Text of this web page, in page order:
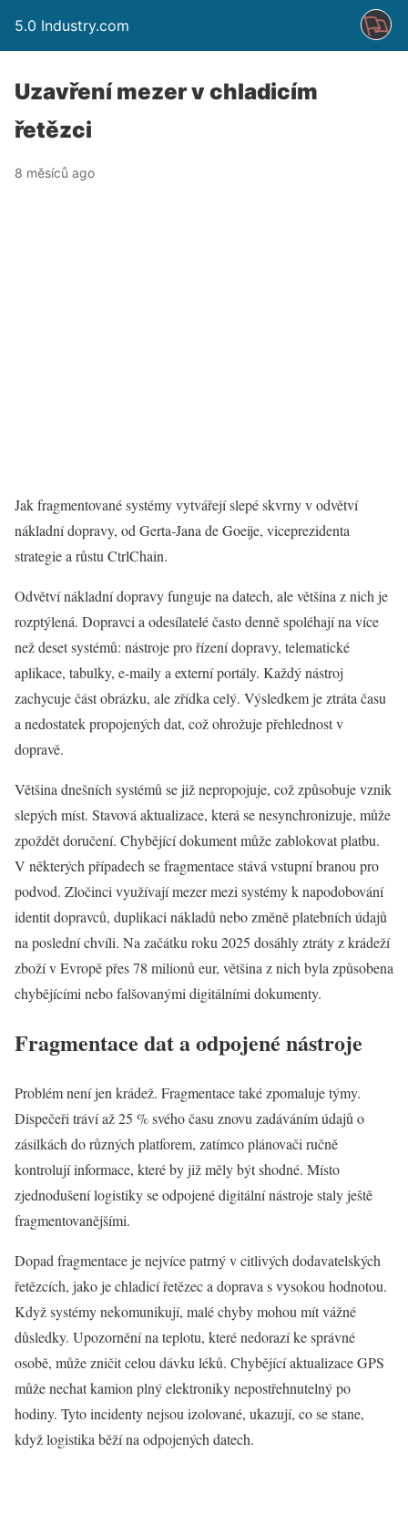
5.0 Industry.com
Uzavření mezer v chladicím
řetězci
8 měsíců ago
Jak fragmentované systémy vytvářejí slepé skvrny v odvětví
nákladní dopravy, od Gerta-Jana de Goeije, viceprezidenta
strategie a růstu CtrlChain.
Odvětví nákladní dopravy funguje na datech, ale většina z nich je
rozptýlená. Dopravci a odesílatelé často denně spoléhají na více
než deset systémů: nástroje pro řízení dopravy, telematické
aplikace, tabulky, e-maily a externí portály. Každý nástroj
zachycuje část obrázku, ale zřídka celý. Výsledkem je ztráta času
a nedostatek propojených dat, což ohrožuje přehlednost v
dopravě.
Většina dnešních systémů se již nepropojuje, což způsobuje vznik
slepých míst. Stavová aktualizace, která se nesynchronizuje, může
zpoždět doručení. Chybějící dokument může zablokovat platbu.
V některých případech se fragmentace stává vstupní branou pro
podvod. Zločinci využívají mezer mezi systémy k napodobování
identit dopravců, duplikaci nákladů nebo změně platebních údajů
na poslední chvíli. Na začátku roku 2025 dosáhly ztráty z krádeží
zboží v Evropě přes 78 milionů eur, většina z nich byla způsobena
chybějícími nebo falšovanými digitálními dokumenty.
Fragmentace dat a odpojené nástroje
Problém není jen krádež. Fragmentace také zpomaluje týmy.
Dispečeři tráví až 25 % svého času znovu zadáváním údajů o
zásilkách do různých platforem, zatímco plánovači ručně
kontrolují informace, které by již měly být shodné. Místo
zjednodušení logistiky se odpojené digitální nástroje staly ještě
fragmentovanějšími.
Dopad fragmentace je nejvíce patrný v citlivých dodavatelských
řetězcích, jako je chladicí řetězec a doprava s vysokou hodnotou.
Když systémy nekomunikují, malé chyby mohou mít vážné
důsledky. Upozornění na teplotu, které nedorazí ke správné
osobě, může zničit celou dávku léků. Chybějící aktualizace GPS
může nechat kamion plný elektroniky nepostřehnutelný po
hodiny. Tyto incidenty nejsou izolované, ukazují, co se stane,
když logistika běží na odpojených datech.